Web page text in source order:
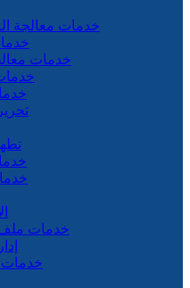
خدمات معالجة
خدمات
خدمات
خدمات